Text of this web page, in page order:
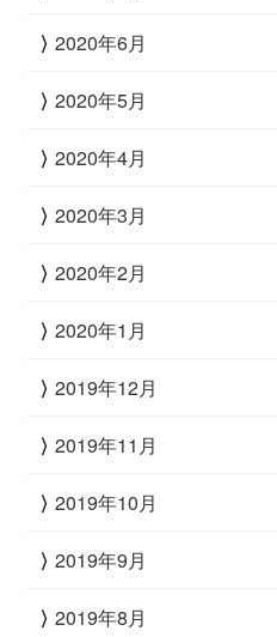
2020年6月
2020年5月
2020年4月
2020年3月
2020年2月
2020年1月
2019年12月
2019年11月
2019年10月
2019年9月
2019年8月